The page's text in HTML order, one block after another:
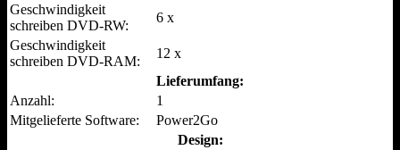
Geschwindigkeit
schreiben DVD-RW:
6 x
Geschwindigkeit
schreiben DVD-RAM:
12 x
Lieferumfang:
Anzahl:
1
Mitgelieferte Software:
Power2Go
Design: